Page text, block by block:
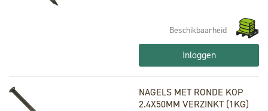
Beschikbaarheid
Inloggen
NAGELS MET RONDE KOP
2.4X50MM VERZINKT (1KG)